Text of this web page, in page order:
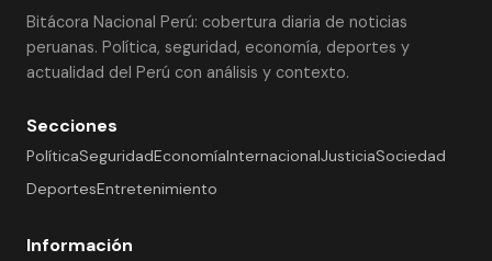
Bitácora Nacional Perú: cobertura diaria de noticias
peruanas. Política, seguridad, economía, deportes y
actualidad del Perú con análisis y contexto.
Secciones
PolíticaSeguridadEconomíaInternacionalJusticiaSociedad
DeportesEntretenimiento
Información